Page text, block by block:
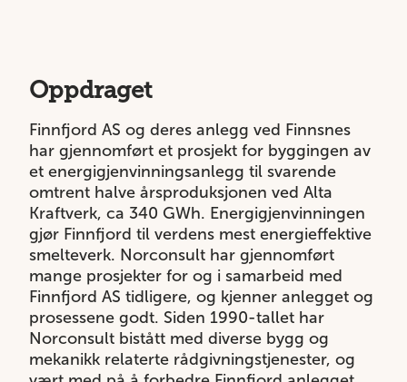
Oppdraget
Finnfjord AS og deres anlegg ved Finnsnes
har gjennomført et prosjekt for byggingen av
et energigjenvinningsanlegg til svarende
omtrent halve årsproduksjonen ved Alta
Kraftverk, ca 340 GWh. Energigjenvinningen
gjør Finnfjord til verdens mest energieffektive
smelteverk. Norconsult har gjennomført
mange prosjekter for og i samarbeid med
Finnfjord AS tidligere, og kjenner anlegget og
prosessene godt. Siden 1990-tallet har
Norconsult bistått med diverse bygg og
mekanikk relaterte rådgivningstjenester, og